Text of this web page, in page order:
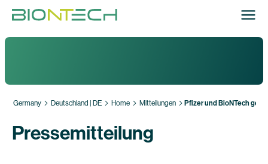
Germany Deutschland | DE Home Mitteilungen Pfizer und BioNTech
Pressemitteilung